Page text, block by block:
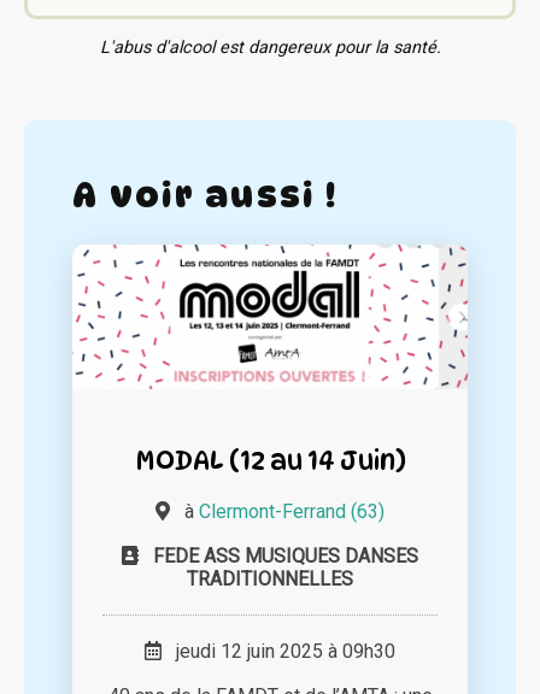
L'abus d'alcool est dangereux pour la santé.
A voir aussi !
MODAL (12 au 14 Juin)
à Clermont-Ferrand (63)
FEDE ASS MUSIQUES DANSES
TRADITIONNELLES
jeudi 12 juin 2025 à 09h30